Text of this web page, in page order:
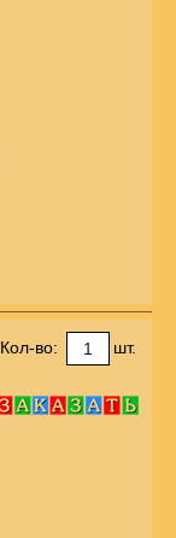
Кол-во: шт.